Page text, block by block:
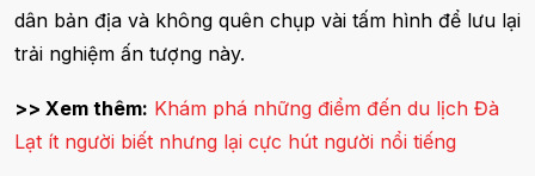
dân bản địa và không quên chụp vài tấm hình để lưu lại
trải nghiệm ấn tượng này.
>> Xem thêm: Khám phá những điểm đến du lịch Đà
Lạt ít người biết nhưng lại cực hút người nổi tiếng